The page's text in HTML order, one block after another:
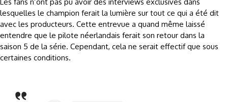
lesquelles le champion ferait la lumière sur tout ce qui a été dit
avec les producteurs. Cette entrevue a quand même laissé
entendre que le pilote néerlandais ferait son retour dans la
saison 5 de la série. Cependant, cela ne serait effectif que sous
certaines conditions.